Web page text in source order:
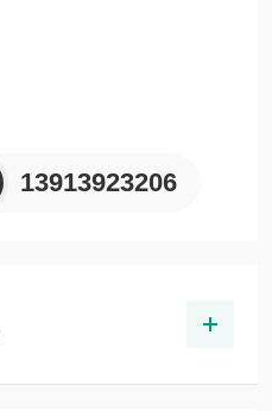
13913923206